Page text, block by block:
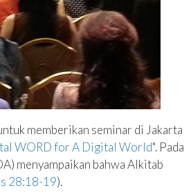
memberikan seminar di Jakarta
WORD for A Digital World". Pada
menyampaikan bahwa Alkitab
28:18-19).